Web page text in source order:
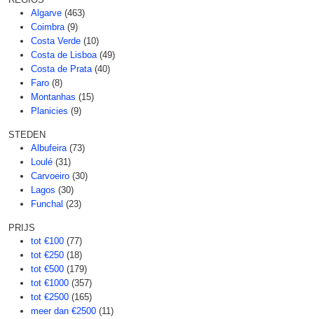
Algarve (463)
Coimbra (9)
Costa Verde (10)
Costa de Lisboa (49)
Costa de Prata (40)
Faro (8)
Montanhas (15)
Planicies (9)
STEDEN
Albufeira (73)
Loulé (31)
Carvoeiro (30)
Lagos (30)
Funchal (23)
PRIJS
tot €100 (77)
tot €250 (18)
tot €500 (179)
tot €1000 (357)
tot €2500 (165)
meer dan €2500 (11)